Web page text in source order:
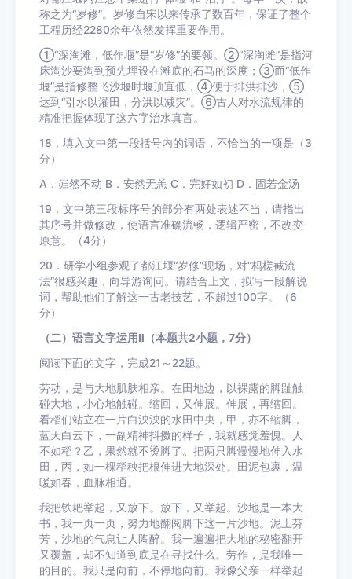
称之为“岁修”。岁修自宋以来传承了数百年，保证了整个
工程历经2280余年依然发挥重要作用。
①“深淘滩，低作堰”是“岁修”的要领。②“深淘滩”是指河
床淘沙要淘到预先埋设在滩底的石马的深度；③而“低作
堰”是指修整飞沙堰时堰顶宜低，④便于排洪排沙，⑤
达到“引水以灌田，分洪以减灾”。⑥古人对水流规律的
精准把握体现了这六字治水真言。
18．填入文中第一段括号内的词语，不恰当的一项是（3
分）
A．岿然不动 B．安然无恙 C．完好如初 D．固若金汤
19．文中第三段标序号的部分有两处表述不当，请指出
其序号并做修改，使语言准确流畅，逻辑严密，不改变
原意。（4分）
20．研学小组参观了都江堰“岁修”现场，对“杩槎截流
法”很感兴趣，向导游询问。请结合上文，拟写一段解说
词，帮助他们了解这一古老技艺，不超过100字。（6
分）
（二）语言文字运用Ⅱ（本题共2小题，7分）
阅读下面的文字，完成21～22题。
劳动，是与大地肌肤相亲。在田地边，以裸露的脚趾触
碰大地，小心地触碰。缩回，又伸展。伸展，再缩回。
看稻们站立在一片白泱泱的水田中央，甲，亦不缩脚，
蓝天白云下，一副精神抖擞的样子，我就感觉羞愧。人
不如稻？乙，果然就不烫脚了。把两只脚慢慢地伸入水
田，丙，如一棵稻秧把根伸进大地深处。田泥包裹，温
暖如春，血脉相通。
我把铁耙举起，又放下。放下，又举起。沙地是一本大
书，我一页一页，努力地翻阅脚下这一片沙地。泥土芬
芳，沙地的气息让人陶醉。我一遍遍把大地的秘密翻开
又覆盖，却不知道到底是在寻找什么。劳作，是我唯一
的目的。我只是向前，不停地向前。我像父亲一样举起